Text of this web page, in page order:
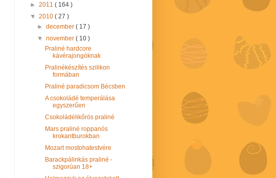
► 2011 ( 164 )
▼ 2010 ( 27 )
►december( 17 )
▼november( 10 )
Praliné hardcore
kávérajongóknak
Pralinékészítés szilikon
formában
Praliné paradicsom Bécsben
A csokoládé temperálása
egyszerűen
Csokoládélikőrös praliné
Mars praliné roppanós
krokantburokban
Mozart mostohatestvére
Barackpálinkás praliné -
szigorúan 18+